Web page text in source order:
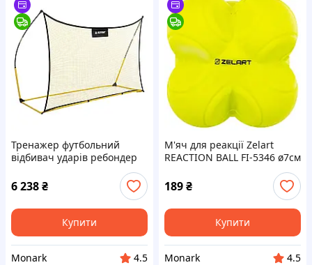
Тренажер футбольний
відбивач ударів ребондер
чорний для футболу
6 238₴
Купити
Monark
4.5
М'яч для реакції Zelart
REACTION BALL FI-5346 ø7см
кольори в асортименті для
тренувань
189₴
Купити
Monark
4.5